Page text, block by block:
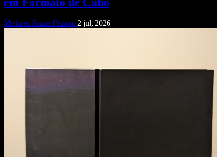
Matheus Souza Peixoto 2 jul, 2026